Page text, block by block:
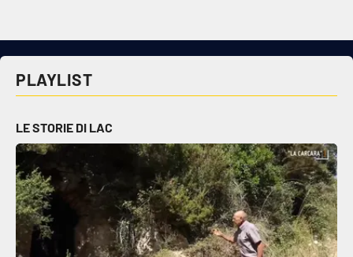
PLAYLIST
LE STORIE DI LAC